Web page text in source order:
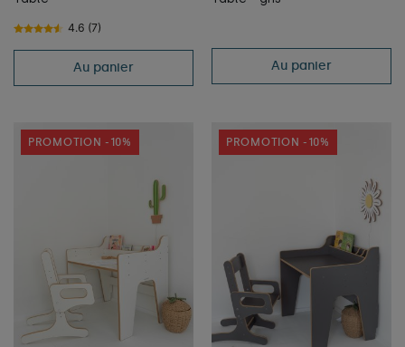
4.6 (7)
Au panier Au panier
PROMOTION -10% PROMOTION -10%